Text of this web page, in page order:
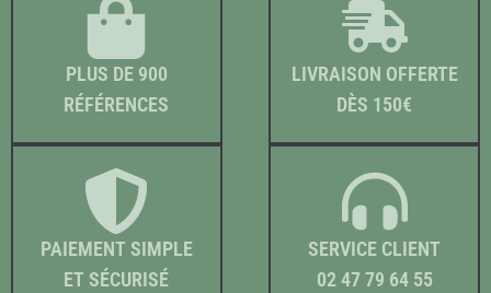
PLUS DE 900
RÉFÉRENCES
LIVRAISON OFFERTE
DÈS 150€
PAIEMENT SIMPLE
ET SÉCURISÉ
SERVICE CLIENT
02 47 79 64 55